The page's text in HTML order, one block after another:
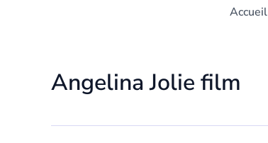
Accueil
Angelina Jolie film